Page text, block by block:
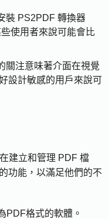
裝 PS2PDF 轉換器
使用者來說可能會比
關注意味著介面在視覺
設計敏感的用戶來說可
建立和管理 PDF 檔
功能，以滿足他們的不
PDF格式的軟體。